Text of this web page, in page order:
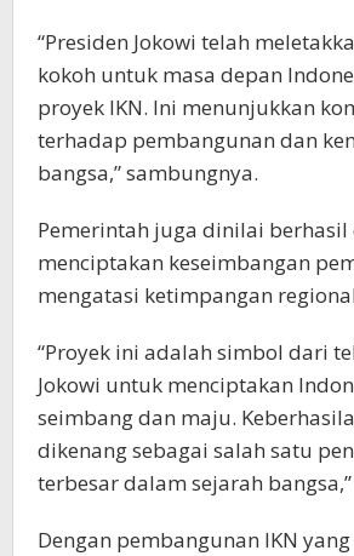
“Presiden Jokowi telah
kokoh untuk masa depan
proyek IKN. Ini menunjukkan
terhadap pembangunan dan
bangsa,” sambungnya.
Pemerintah juga dinilai berhasil
menciptakan keseimbangan
mengatasi ketimpangan
“Proyek ini adalah simbol dari
Jokowi untuk menciptakan
seimbang dan maju.
dikenang sebagai salah satu
terbesar dalam sejarah
Dengan pembangunan IKN